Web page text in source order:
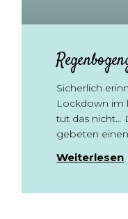
Sicherlich
Lockdown im
tut das nicht…
gebeten
Weiterlesen